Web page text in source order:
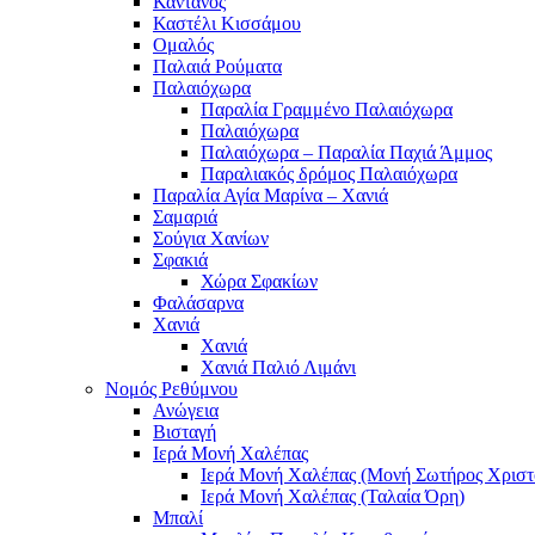
Καστέλι Κισσάμου
Ομαλός
Παλαιά Ρούματα
Παλαιόχωρα
Παραλία Γραμμένο Παλαιόχωρα
Παλαιόχωρα
Παλαιόχωρα – Παραλία Παχιά Άμμος
Παραλιακός δρόμος Παλαιόχωρα
Παραλία Αγία Μαρίνα – Χανιά
Σαμαριά
Σούγια Χανίων
Σφακιά
Χώρα Σφακίων
Φαλάσαρνα
Χανιά
Χανιά
Χανιά Παλιό Λιμάνι
Νομός Ρεθύμνου
Ανώγεια
Βισταγή
Ιερά Μονή Χαλέπας
Ιερά Μονή Χαλέπας (Μονή Σωτήρος
Ιερά Μονή Χαλέπας (Ταλαία Όρη)
Μπαλί